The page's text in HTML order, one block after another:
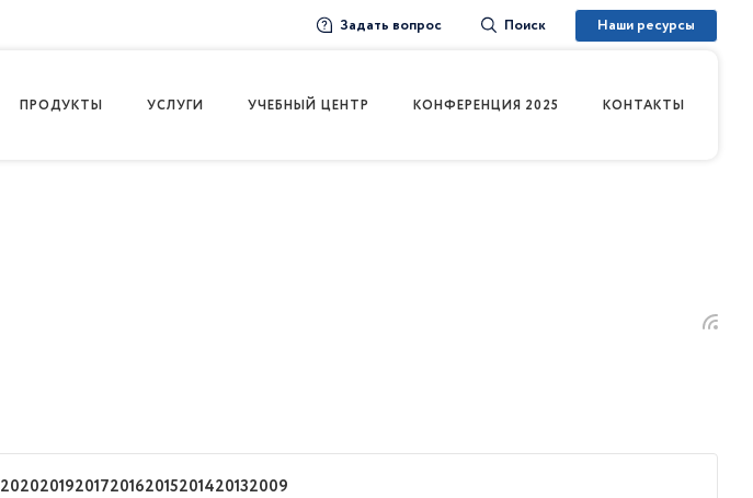
Наши ресурсы
Задать вопрос Поиск
ПРОДУКТЫ УСЛУГИ УЧЕБНЫЙ ЦЕНТР КОНФЕРЕНЦИЯ 2025 КОНТАКТЫ
20202019201720162015201420132009